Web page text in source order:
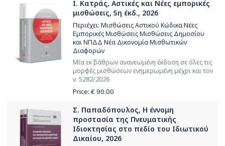
Ι. Κατράς, Αστικές και Νέες εμπορικές
μισθώσεις, 5η έκδ., 2026
Περιέχει: Μισθώσεις Αστικού Κώδικα Νέες
Εμπορικές Μισθώσεις Μισθώσεις Δημοσίου
και ΝΠΔΔ Νέα Δικονομία Μισθωτικών
Διαφορών
Μία εκ βάθρων ανανεωμένη έκδοση σε όλες τις
μορφές μισθώσεων ενημερωμένη μέχρι και τον
ν. 5282/2026
Price: € 90.00
Σ. Παπαδόπουλος, Η έννομη
προστασία της Πνευματικής
Ιδιοκτησίας στο πεδίο του Ιδιωτικού
Δικαίου, 2026